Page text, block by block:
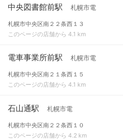
中央図書館前駅 札幌市電
札幌市中央区南２２条西１３
このページの店舗から 4.1 km
電車事業所前駅 札幌市電
札幌市中央区南２１条西１５
このページの店舗から 4.1 km
石山通駅 札幌市電
札幌市中央区南２２条西１０
このページの店舗から 4.2 km